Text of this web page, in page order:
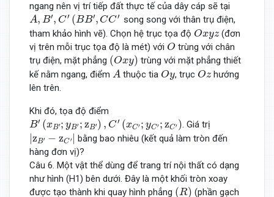
ngang nên vị trí tiếp đất thực tế của dây cáp sẽ tại
A, B′, C′ (BB′, CC′
A,B′,C (BB′,CC′
song song với thân trụ điện,
tham khảo hình vẽ). Chọn hệ trục tọa độ Oxyz
Oxyz(đơn
vị trên mỗi trục tọa độ là mét) với O
O trùng với chân
trụ điện, mặt phẳng (Oxy)
(Oxy)
trùng với mặt phẳng thiết
kế nằm ngang, điểm A
A thuộc tia Oy
Oy , trục Oz
Ozhướng
lên trên.
Khi đó, tọa độ điểm
B′ (xB′ ; yB′ ;zB′ ) , C′ (xC′ ; yC′ ;zC′ )
B′( x ′ B B C (xC ′ . Giá trị
zB′ − zC ′
|z B′ −zC′| bằng bao nhiêu (kết quả làm tròn đến
hàng đơn vị)?
Câu 6. Một vật thể dùng để trang trí nội thất có dạng
như hình (H1) bên dưới. Đây là một khối tròn xoay
được tạo thành khi quay hình phẳng (R)
(R) (phần gạch